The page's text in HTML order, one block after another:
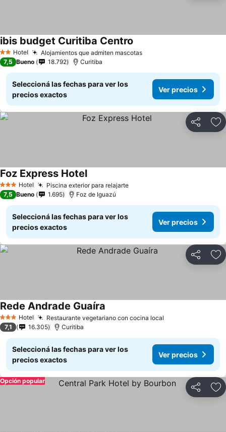
2 Estrellas
Hotel Alojamientos que admiten mascotas
ibis budget Curitiba Centro
7,5 Bueno 18.792 Curitiba
Seleccioná las fechas para ver los
precios exactos
Ver precios
Compartir
3 Estrellas
Hotel Piscina exterior para relajarte
Foz Express Hotel
7,5 Bueno 1.695 Foz de Iguazú
Seleccioná las fechas para ver los
precios exactos
Ver precios
Compartir
3 Estrellas
Hotel Restaurante vegetariano con cocina local
Rede Andrade Guaíra
7,1 16.305 Curitiba
Seleccioná las fechas para ver los
precios exactos
Ver precios
Compartir
Opción popular